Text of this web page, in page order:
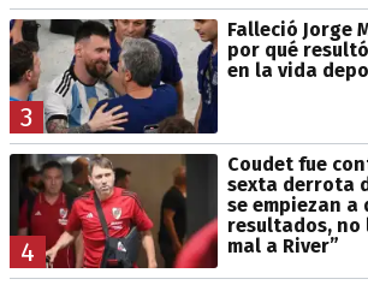
3
Falleció Jorge
por qué
en la vida
4
Coudet fue
sexta derrota
se empiezan a
resultados, no
mal a River”